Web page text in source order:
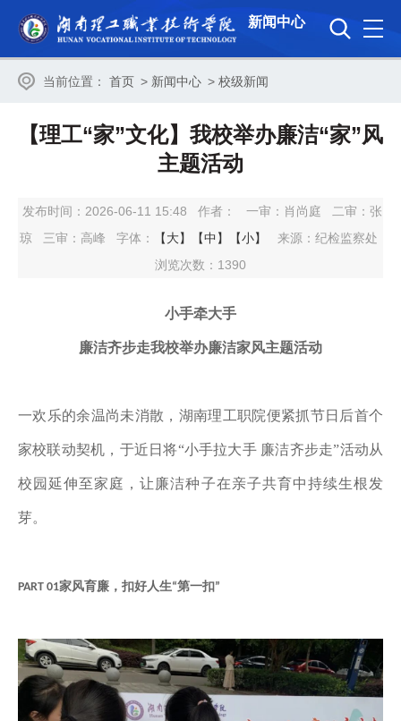
新闻中心
当前位置： 首页 > 新闻中心 > 校级新闻
【理工“家”文化】我校举办廉洁“家”风
主题活动
发布时间：2026-06-11 15:48 作者： 一审： 肖尚庭 二审： 张
琼
三审： 高峰 字体： 【大】 【中】 【小】
来源：纪检监察处
浏览次数： 1390
小手牵大手
廉洁齐步走我校举办廉洁家风主题活动
一欢乐的余温尚未消散，湖南理工职院便紧抓节日后首个
家校联动契机，于近日将“小手拉大手 廉洁齐步走”活动从
校园延伸至家庭，让廉洁种子在亲子共育中持续生根发
芽。
PART 01家风育廉，扣好人生“第一扣”